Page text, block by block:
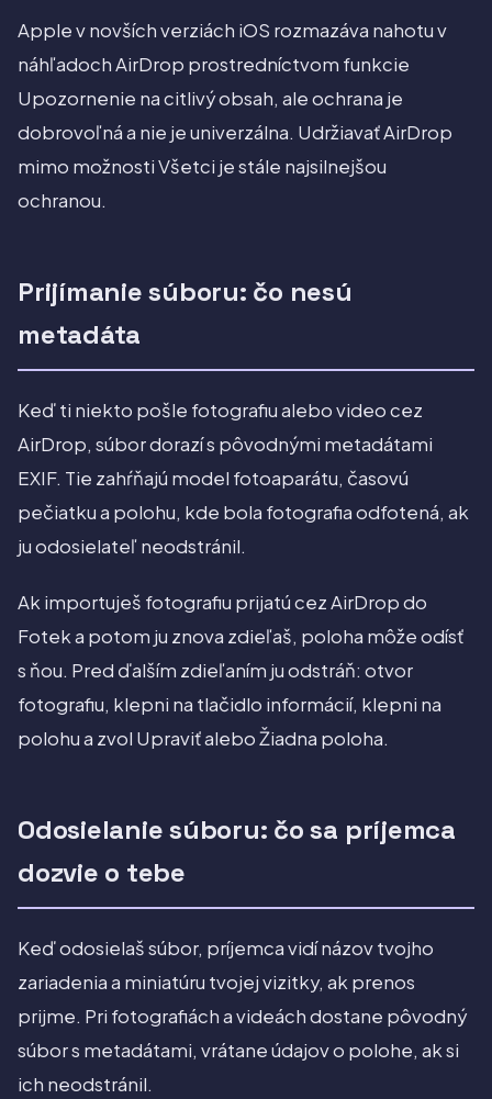
Apple v novších verziách iOS rozmazáva nahotu v
náhľadoch AirDrop prostredníctvom funkcie
Upozornenie na citlivý obsah, ale ochrana je
dobrovoľná a nie je univerzálna. Udržiavať AirDrop
mimo možnosti Všetci je stále najsilnejšou
ochranou.
Prijímanie súboru: čo nesú
metadáta
Keď ti niekto pošle fotografiu alebo video cez
AirDrop, súbor dorazí s pôvodnými metadátami
EXIF. Tie zahŕňajú model fotoaparátu, časovú
pečiatku a polohu, kde bola fotografia odfotená, ak
ju odosielateľ neodstránil.
Ak importuješ fotografiu prijatú cez AirDrop do
Fotek a potom ju znova zdieľaš, poloha môže odísť
s ňou. Pred ďalším zdieľaním ju odstráň: otvor
fotografiu, klepni na tlačidlo informácií, klepni na
polohu a zvol Upraviť alebo Žiadna poloha.
Odosielanie súboru: čo sa príjemca
dozvie o tebe
Keď odosielaš súbor, príjemca vidí názov tvojho
zariadenia a miniatúru tvojej vizitky, ak prenos
prijme. Pri fotografiách a videách dostane pôvodný
súbor s metadátami, vrátane údajov o polohe, ak si
ich neodstránil.